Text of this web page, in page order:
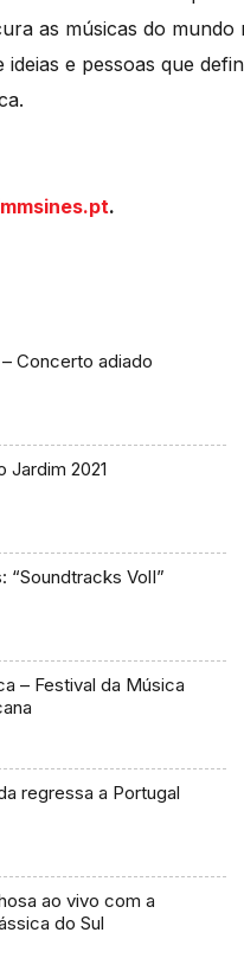
as músicas do
ideias e pessoas que
.
Concerto adiado
Jardim 2021
“Soundtracks VolI”
– Festival da Música
regressa a Portugal
ao vivo com a
do Sul